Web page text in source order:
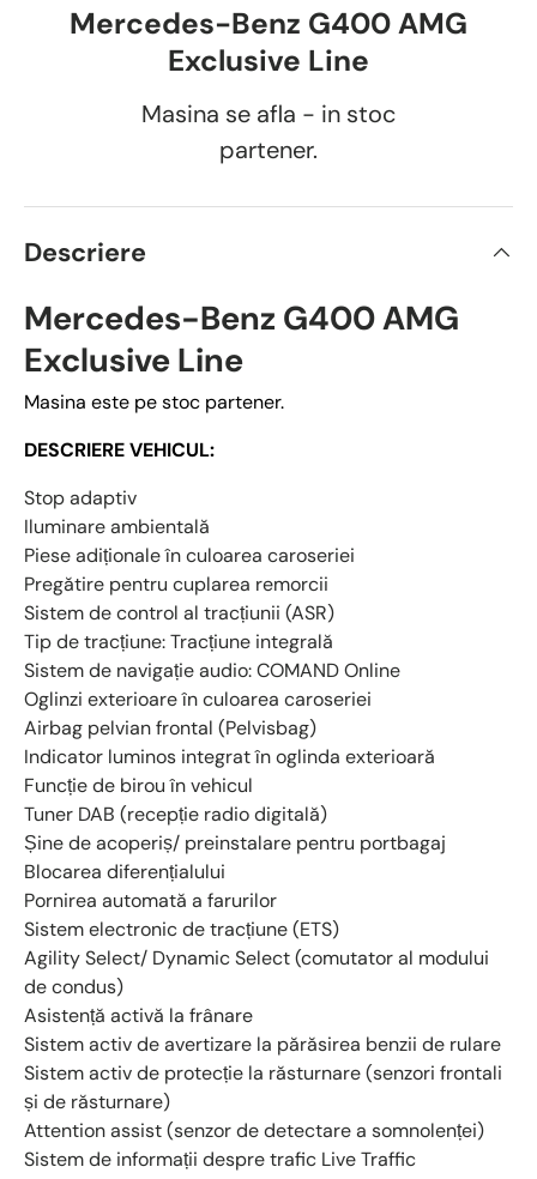
Mercedes-Benz G400 AMG
Exclusive Line
Masina se afla - in stoc
partener.
Descriere
Mercedes-Benz G400 AMG
Exclusive Line
Masina este pe stoc partener.
DESCRIERE VEHICUL:
Stop adaptiv
Iluminare ambientală
Piese adiționale în culoarea caroseriei
Pregătire pentru cuplarea remorcii
Sistem de control al tracțiunii (ASR)
Tip de tracțiune: Tracțiune integrală
Sistem de navigație audio: COMAND Online
Oglinzi exterioare în culoarea caroseriei
Airbag pelvian frontal (Pelvisbag)
Indicator luminos integrat în oglinda exterioară
Funcție de birou în vehicul
Tuner DAB (recepție radio digitală)
Șine de acoperiș/ preinstalare pentru portbagaj
Blocarea diferențialului
Pornirea automată a farurilor
Sistem electronic de tracțiune (ETS)
Agility Select/ Dynamic Select (comutator al modului
de condus)
Asistență activă la frânare
Sistem activ de avertizare la părăsirea benzii de rulare
Sistem activ de protecție la răsturnare (senzori frontali
și de răsturnare)
Attention assist (senzor de detectare a somnolenței)
Sistem de informații despre trafic Live Traffic